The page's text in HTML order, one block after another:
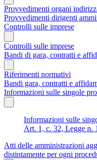
Provvedimenti organi
Provvedimenti dirigenti
Controlli sulle imprese
Controlli sulle imprese
Bandi di gara, contratti e
Riferimenti normativi
Bandi gara, contratti e
Informazioni sulle singole
Informazioni sulle
Art. 1, c. 32, Legge n.
Atti delle amministrazioni
distintamente per ogni